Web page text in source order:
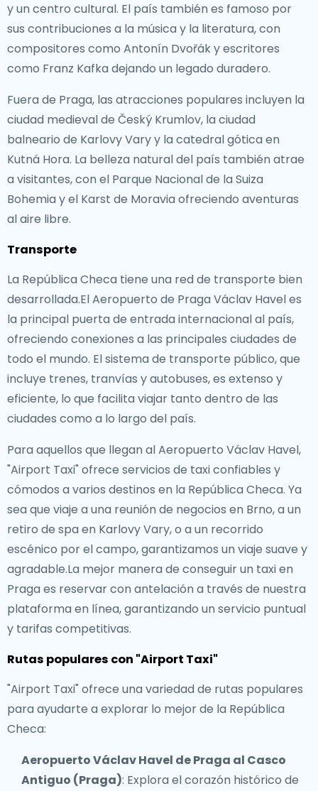
y un centro cultural. El país también es famoso por
sus contribuciones a la música y la literatura, con
compositores como Antonín Dvořák y escritores
como Franz Kafka dejando un legado duradero.
Fuera de Praga, las atracciones populares incluyen la
ciudad medieval de Český Krumlov, la ciudad
balneario de Karlovy Vary y la catedral gótica en
Kutná Hora. La belleza natural del país también atrae
a visitantes, con el Parque Nacional de la Suiza
Bohemia y el Karst de Moravia ofreciendo aventuras
al aire libre.
Transporte
La República Checa tiene una red de transporte bien
desarrollada.El Aeropuerto de Praga Václav Havel es
la principal puerta de entrada internacional al país,
ofreciendo conexiones a las principales ciudades de
todo el mundo. El sistema de transporte público, que
incluye trenes, tranvías y autobuses, es extenso y
eficiente, lo que facilita viajar tanto dentro de las
ciudades como a lo largo del país.
Para aquellos que llegan al Aeropuerto Václav Havel,
"Airport Taxi" ofrece servicios de taxi confiables y
cómodos a varios destinos en la República Checa. Ya
sea que viaje a una reunión de negocios en Brno, a un
retiro de spa en Karlovy Vary, o a un recorrido
escénico por el campo, garantizamos un viaje suave y
agradable.La mejor manera de conseguir un taxi en
Praga es reservar con antelación a través de nuestra
plataforma en línea, garantizando un servicio puntual
y tarifas competitivas.
Rutas populares con "Airport Taxi"
"Airport Taxi" ofrece una variedad de rutas populares
para ayudarte a explorar lo mejor de la República
Checa:
Aeropuerto Václav Havel de Praga al Casco
Antiguo (Praga): Explora el corazón histórico de